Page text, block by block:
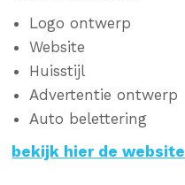
Logo ontwerp
Website
Huisstijl
Advertentie ontwerp
Auto belettering
bekijk hier de website